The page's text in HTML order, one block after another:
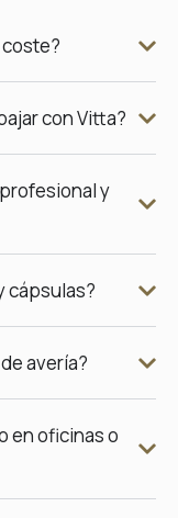
con Vitta?
y
cápsulas?
avería?
en oficinas o